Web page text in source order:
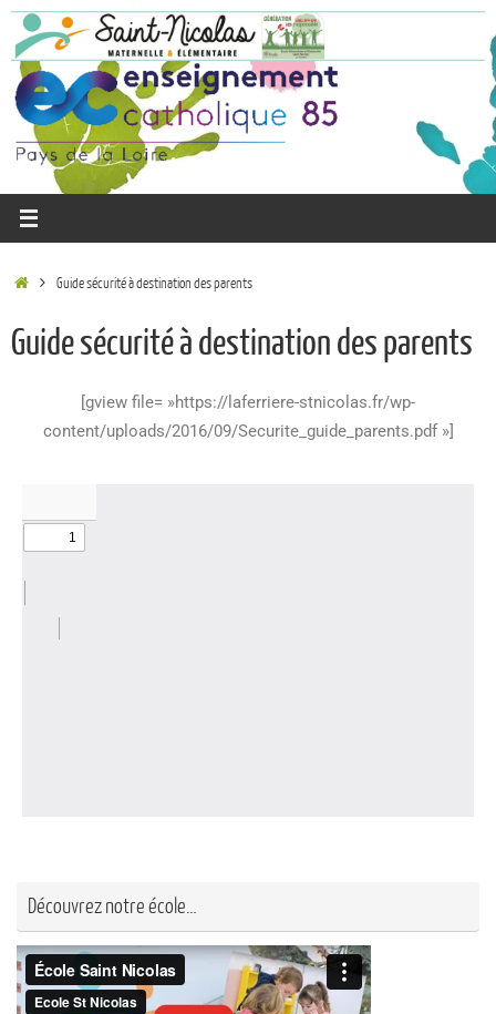
Guide sécurité à destination des parents
Guide sécurité à destination des parents
[gview file= »https://laferriere-stnicolas.fr/wp-
content/uploads/2016/09/Securite_guide_parents.pdf »]
Découvrez notre école…